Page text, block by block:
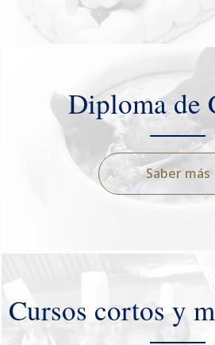
Diploma de
Saber más
Cursos cortos y